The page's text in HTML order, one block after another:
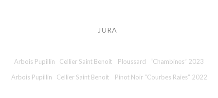
JURA
Arbois Pupillin Cellier Saint Benoit Ploussard “Chambines” 2023
Arbois Pupillin Cellier Saint Benoit Pinot Noir “Courbes Raies” 2022